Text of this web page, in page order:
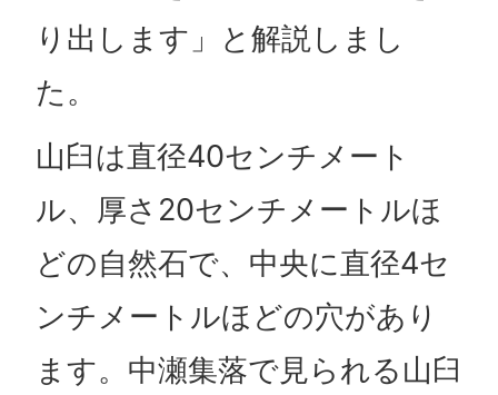
り出します」と解説しまし
た。
山臼は直径40センチメート
ル、厚さ20センチメートルほ
どの自然石で、中央に直径4セ
ンチメートルほどの穴があり
ます。中瀬集落で見られる山臼